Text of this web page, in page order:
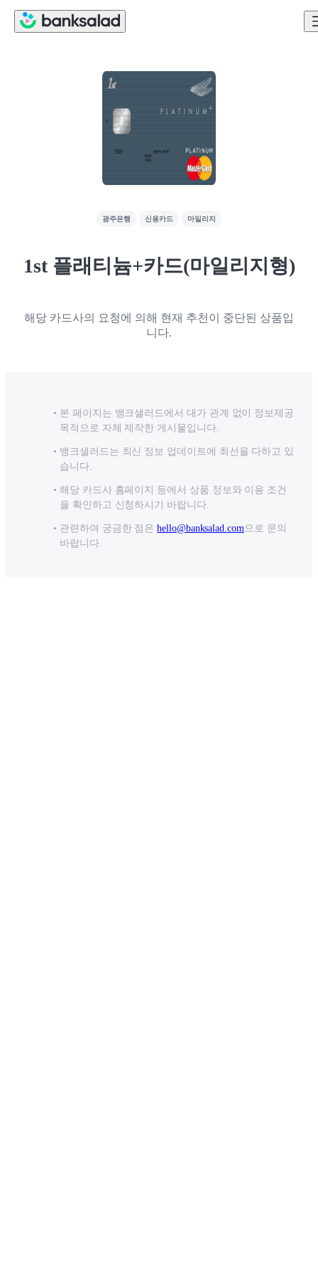
광주은행 신용카드 마일리지
1st 플래티늄+카드(마일리지형)
해당 카드사의 요청에 의해 현재 추천이 중단된 상품입
니다.
본 페이지는 뱅크샐러드에서 대가 관계 없이 정보제공
목적으로 자체 제작한 게시물입니다.
뱅크샐러드는 최신 정보 업데이트에 최선을 다하고 있
습니다.
해당 카드사 홈페이지 등에서 상품 정보와 이용 조건
을 확인하고 신청하시기 바랍니다.
관련하여 궁금한 점은 hello@banksalad.com 으로 문의
바랍니다.